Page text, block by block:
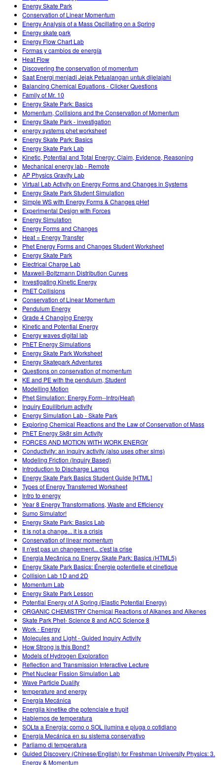
Energy Skate Park
Conservation of Linear Momentum
Energy Analysis of a Mass Oscillating on a Spring
Energy skate park
Energy Flow Chart Lab
Formas y cambios de energía
Heat Flow
Discovering the conservation of momentum
Saat Energi menjadi Jejak Petualangan untuk dijelajahi
Balancing Chemical Equations - Clicker Questions
Family of Mr. 10
Energy Skate Park: Basics
Momentum, Collisions and the Conservation of Momentum
Energy Skate Park - investigation
energy systems phet worksheet
Energy Skate Park: Basics
Energy Skate Park Lab
Kinetic, Potential and Total Energy: Claim, Evidence, Reasoning
Mechanical energy lab - Remote
AP Physics Gravity Lab
Virtual Lab Activity on Energy Forms and Changes in Systems
Energy Skate Park Student Simulation
Simple WS with Energy Forms & Changes pHet
Experimental Design with Forces
Energy Simulation
Energy Forms and Changes
Heat = Energy Transfer
Phet Energy Forms and Changes Student Worksheet
Energy Skate Park
Electrical Charge Lab
Maxwell-Boltzmann Distribution Curves
Investigating Kinetic Energy
PhET Collisions
Conservation of Linear Momentum
Pendulum Energy
Grade 4 Changing Energy
Kinetic and Potential Energy
Energy waves digital lab
PhET Energy Simulations
Energy Skate Park Worksheet
Energy Skatepark Adventures
Questions on conservation of momentum
KE and PE with the pendulum, Student
Modelling Motion
Phet Simulation: Energy Form--Intro(Heat)
Inquiry Equilibrium activity
Energy Simulation Lab - Skate Park
Exploring Chemical Reactions and the Law of Conservation of Mass
PhET Energy Sk8r sim Activity
FORCES AND MOTION WITH WORK ENERGY
Conductivity: an inquiry activity (also uses other sims)
Modeling Friction (Inquiry Based)
Introduction to Discharge Lamps
Energy Skate Park Basics Student Guide [HTML]
Types of Energy Transferred Worksheet
Intro to energy
Year 8 Energy Transformations, Waste and Efficiency
Sumo Simulator!
Energy Skate Park: Basics Lab
It is not a change... it is a crisis
Conservation of linear momentum
Il n'est pas un changement... c'est la crise
Energia Mecânica no Energy Skate Park: Basics (HTML5)
Energy Skate Park Basics: Énergie potentielle et cinetique
Collision Lab 1D and 2D
Momentum Lab
Energy Skate Park Lesson
Potential Energy of A Spring (Elastic Potential Energy)
ORGANIC CHEMISTRY Chemical Reactions of Alkanes and Alkenes
Skate Park Phet- Science 8 and ACC Science 8
Work - Energy
Molecules and Light - Guided Inquiry Activity
How Strong is this Bond?
Models of Hydrogen Exploration
Reflection and Transmission Interactive Lecture
Phet Nuclear Fission Simulation Lab
Wave Particle Duality
temperature and energy
Energía Mecánica
Energjia kinetike dhe potenciale e trupit
Hablemos de temperatura
SOLta a Energia: como o SOL ilumina e pluga o cotidiano
Energía Mecánica en su sistema conservativo
Parliamo di temperatura
Guided Discovery (Chinese/English) for Freshman University Physics: 3.
Energy & Momentum